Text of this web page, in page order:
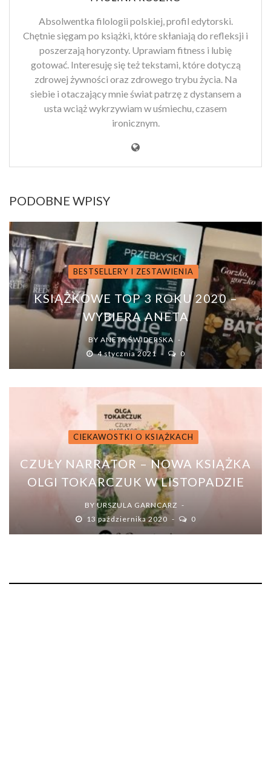
Absolwentka filologii polskiej, profil edytorski.
Chętnie sięgam po książki, które skłaniają do refleksji i
poszerzają horyzonty. Uprawiam fitness i lubię
gotować. Interesuję się też tekstami, które dotyczą
zdrowej żywności oraz zdrowego trybu życia. Na
siebie i otaczający mnie świat patrzę z dystansem a
usta wciąż wykrzywiam w uśmiechu, czasem
ironicznym.
PODOBNE WPISY
BESTSELLERY I ZESTAWIENIA
KSIĄŻKOWE TOP 3 ROKU 2020 –
WYBIERA ANETA
BY ANETA ŚWIDERSKA
4 stycznia 2021
0
CIEKAWOSTKI O KSIĄŻKACH
CZUŁY NARRATOR – NOWA KSIĄŻKA
OLGI TOKARCZUK W LISTOPADZIE
BYURSZULA GARNCARZ
13 października 2020
0